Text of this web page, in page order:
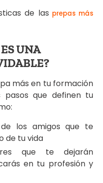
de las prepas más
UNA
más en tu formación
pasos que definen tu
de los amigos que te
de tu vida
que te dejarán
en tu profesión y